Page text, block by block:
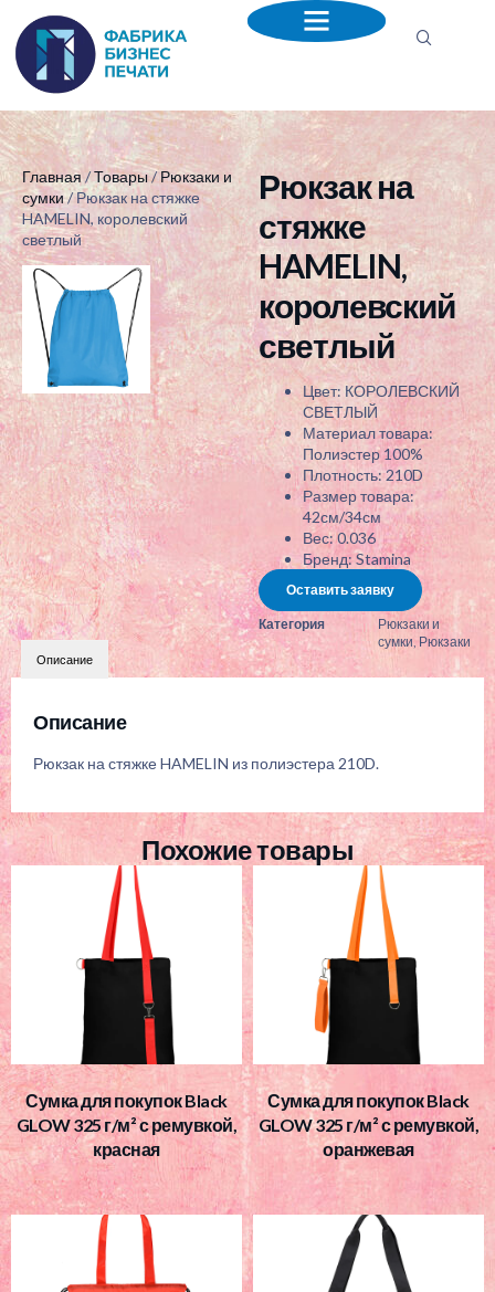
Главная/Товары/Рюкзаки и
сумки/ Рюкзак на стяжке
HAMELIN, королевский
светлый
Рюкзак на
стяжке
HAMELIN,
королевский
светлый
Цвет: КОРОЛЕВСКИЙ
СВЕТЛЫЙ
Материал товара:
Полиэстер 100%
Плотность: 210D
Размер товара:
42см/34см
Вес: 0.036
Бренд: Stamina
Оставить заявку
Категория
Рюкзаки и
сумки , Рюкзаки
Описание
Описание
Рюкзак на стяжке HAMELIN из полиэстера 210D.
Похожие товары
Сумка для покупок Black
GLOW 325 г/м² с ремувкой,
красная
Сумка для покупок Black
GLOW 325 г/м² с ремувкой,
оранжевая